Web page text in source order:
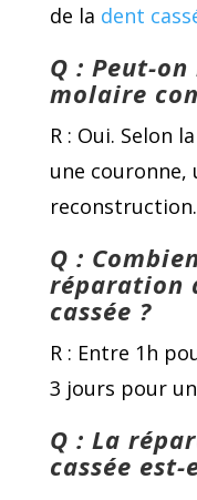
de la dent
Q : Peut-
molaire
R : Oui. Selon
une couronne,
reconstruction.
Q :
réparation
cassée ?
R : Entre 1h
3 jours pour
Q : La
cassée